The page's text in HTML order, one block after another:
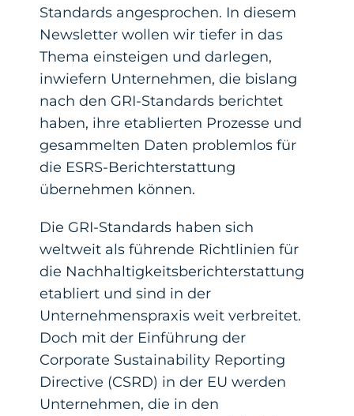
Standards angesprochen. In diesem
Newsletter wollen wir tiefer in das
Thema einsteigen und darlegen,
inwiefern Unternehmen, die bislang
nach den GRI-Standards berichtet
haben, ihre etablierten Prozesse und
gesammelten Daten problemlos für
die ESRS-Berichterstattung
übernehmen können.
Die GRI-Standards haben sich
weltweit als führende Richtlinien für
die Nachhaltigkeitsberichterstattung
etabliert und sind in der
Unternehmenspraxis weit verbreitet.
Doch mit der Einführung der
Corporate Sustainability Reporting
Directive (CSRD) in der EU werden
Unternehmen, die in den